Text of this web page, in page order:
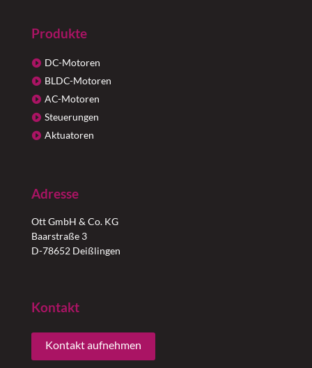
Produkte
DC-Motoren
BLDC-Motoren
AC-Motoren
Steuerungen
Aktuatoren
Adresse
Ott GmbH & Co. KG
Baarstraße 3
D-78652 Deißlingen
Kontakt
Kontakt aufnehmen